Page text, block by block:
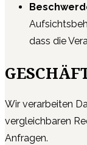
dass die
Wir verarbeiten
vergleichbaren
Anfragen.